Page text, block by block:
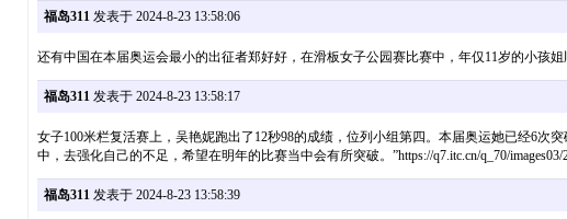
福岛311发表于 2024-8-23 13:58:06
还有中国在本届奥运会最小的出征者郑好好，在滑板女子公园赛比赛中，年仅11岁的小孩姐
福岛311发表于 2024-8-23 13:58:17
女子100米栏复活赛上，吴艳妮跑出了12秒98的成绩，位列小组第四。本届奥运她已经6次
中，去强化自己的不足，希望在明年的比赛当中会有所突破。”https://q7.itc.cn/q_70/images03/
福岛311发表于 2024-8-23 13:58:39